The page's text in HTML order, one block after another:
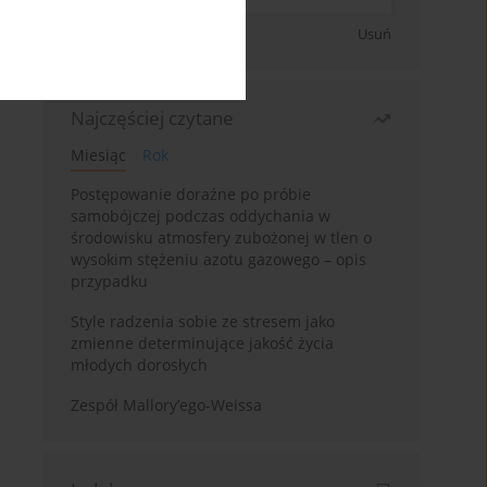
Usuń
Najczęściej czytane
Miesiąc
Rok
Postępowanie doraźne po próbie
samobójczej podczas oddychania w
środowisku atmosfery zubożonej w tlen o
wysokim stężeniu azotu gazowego – opis
przypadku
Style radzenia sobie ze stresem jako
zmienne determinujące jakość życia
młodych dorosłych
Zespół Mallory’ego-Weissa